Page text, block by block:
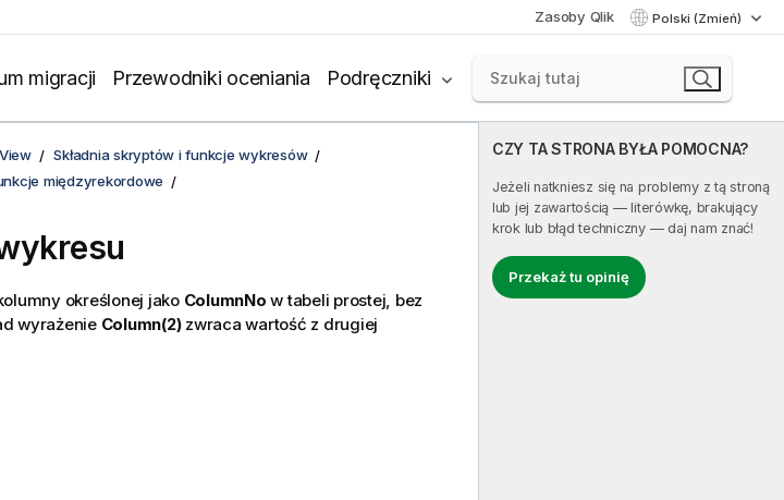
Zasoby Qlik Polski (Zmień)
migracji Przewodniki oceniania Podręczniki
CZY TA STRONA BYŁA POMOCNA?
Jeżeli natkniesz się na problemy z tą stroną
lub jej zawartością — literówkę, brakujący
krok lub błąd techniczny — daj nam znać!
Przekaż tu opinię
Składnia skryptów i funkcje wykresów
międzyrekordowe
określonej jako ColumnNo w tabeli prostej, bez
wyrażenie Column(2)zwraca wartość z drugiej